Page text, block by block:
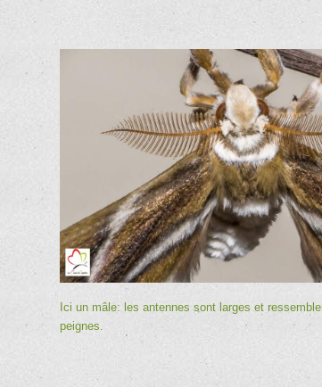
Ici un mâle: les antennes sont larges et
peignes.